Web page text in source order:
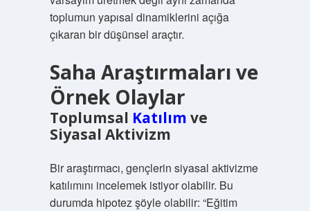
toplumun yapısal dinamiklerini açığa
çıkaran bir düşünsel araçtır.
Saha Araştırmaları ve
Örnek Olaylar
Toplumsal Katılım ve
Siyasal Aktivizm
Bir araştırmacı, gençlerin siyasal aktivizme
katılımını incelemek istiyor olabilir. Bu
durumda hipotez şöyle olabilir: “Eğitim